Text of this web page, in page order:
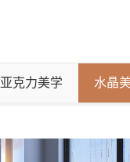
亚克力美学 水晶